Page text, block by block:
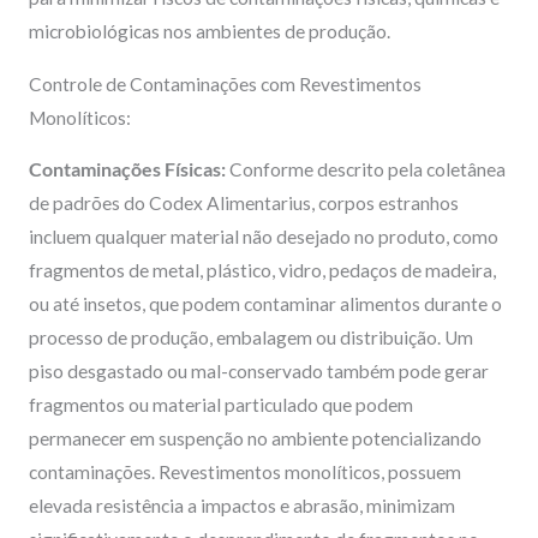
microbiológicas nos ambientes de produção.
Controle de Contaminações com Revestimentos
Monolíticos:
Contaminações Físicas: Conforme descrito pela coletânea
de padrões do Codex Alimentarius, corpos estranhos
incluem qualquer material não desejado no produto, como
fragmentos de metal, plástico, vidro, pedaços de madeira,
ou até insetos, que podem contaminar alimentos durante o
processo de produção, embalagem ou distribuição. Um
piso desgastado ou mal-conservado também pode gerar
fragmentos ou material particulado que podem
permanecer em suspenção no ambiente potencializando
contaminações. Revestimentos monolíticos, possuem
elevada resistência a impactos e abrasão, minimizam